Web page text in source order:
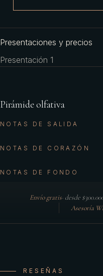
Presentaciones y precios
Presentación 1
Pirámide olfativa
NOTAS DE SALIDA
NOTAS DE CORAZÓN
NOTAS DE FONDO
Envío gratis· desde
Asesoría
RESEÑAS